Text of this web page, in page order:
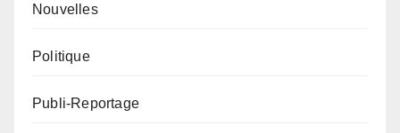
Nouvelles
Politique
Publi-Reportage